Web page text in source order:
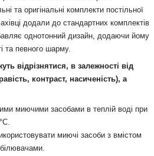
та оригінальні комплекти постільної
додали до стандартних комплектів
однотонний дизайн, додаючи йому
та певного шарму.
відрізнятися, в залежності від
контраст, насиченість), а
миючими засобами в теплій воді при
миючі засоби з вмістом